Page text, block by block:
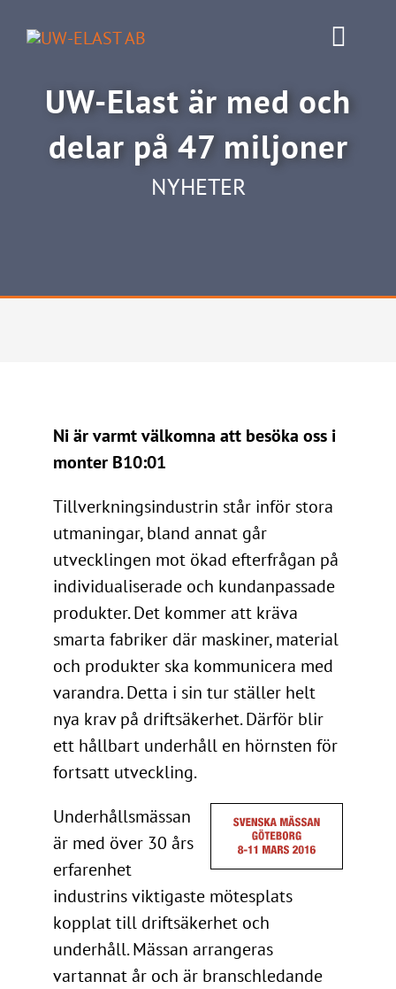
Polyuretan PUR
Gummi & Silikon
UW-Elast är med och
delar på 47 miljoner
NYHETER
Ni är varmt välkomna att besöka oss i
monter B10:01
Tillverkningsindustrin står inför stora
utmaningar, bland annat går
utvecklingen mot ökad efterfrågan på
individualiserade och kundanpassade
produkter. Det kommer att kräva
smarta fabriker där maskiner, material
och produkter ska kommunicera med
varandra. Detta i sin tur ställer helt
nya krav på driftsäkerhet. Därför blir
ett hållbart underhåll en hörnsten för
fortsatt utveckling.
Underhållsmässan
är med över 30 års
erfarenhet
industrins viktigaste mötesplats
kopplat till driftsäkerhet och
underhåll. Mässan arrangeras
vartannat år och är branschledande